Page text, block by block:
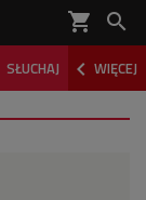
shopping_cart 
SŁUCHAJ  WIĘCEJ
